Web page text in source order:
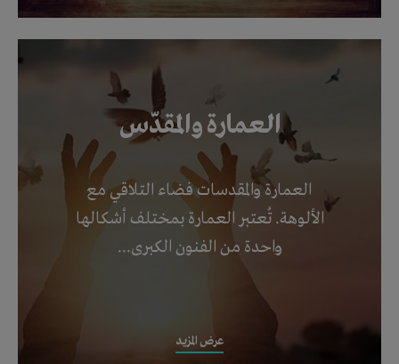
العمارة والمقدّس
العمارة والمقدسات فضاء التلاقي مع
الألوهة. تُعتبر العمارة بمختلف أشكالها
واحدة من الفنون الكبرى...
عرض المزيد